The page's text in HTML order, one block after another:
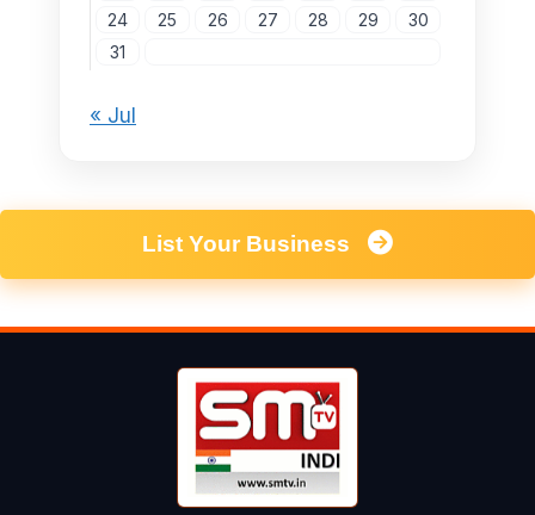
24
25 26 27 28 29
30
31
« Jul
List Your Business